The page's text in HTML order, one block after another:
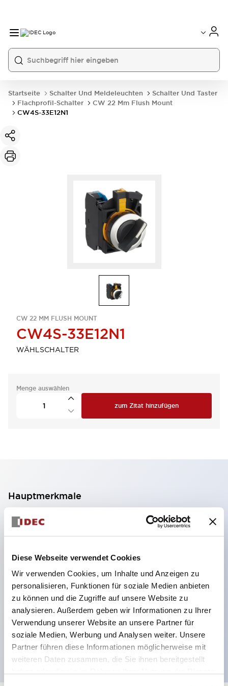
Diese Webseite verwendet Cookies
Wir verwenden Cookies, um Inhalte und Anzeigen zu
personalisieren, Funktionen für soziale Medien anbieten
zu können und die Zugriffe auf unsere Website zu
analysieren. Außerdem geben wir Informationen zu Ihrer
Verwendung unserer Website an unsere Partner für
soziale Medien, Werbung und Analysen weiter. Unsere
Partner führen diese Informationen möglicherweise mit
weiteren Daten zusammen, die Sie ihnen bereitgestellt
Startseite Schalter Und Meldeleuchten
Schalter Und Taster
Flachprofil-Schalter
CW 22 Mm Flush Mount
CW4S-33E12N1
CW 22 MM FLUSH MOUNT
CW4S-33E12N1
WÄHLSCHALTER
Menge auswählen
zum Zitat hinzufügen
Hauptmerkmale
2-Kontakt-Block mit 2 Stufen, ermöglicht eine 4-
Kontakt-Konfiguration (Gewährleistung der
Isolierung zwischen den 2 Kontakten).
59,9 mm (※ 22-stufiger Kontaktblock).
Platzsparendes Design möglich.
Sicherheitsstruktur der 3. Generation: 2-Aktions-
Freisetzung, integrierter Schutz, IP20-
Fingerschutzstruktur